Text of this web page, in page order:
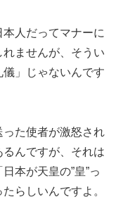
人だってマナーに
ませんが、そうい
」じゃないんです
た使者が激怒され
んですが、それは
本が天皇の”皇”っ
らしいんですよ。